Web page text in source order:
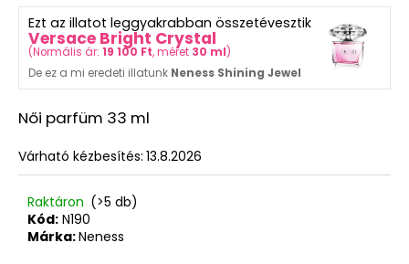
ből
5,0
csillag.
Ezt az illatot leggyakrabban összetévesztik
Versace Bright Crystal
(Normális ár: 19 100 Ft, méret 30 ml)
De ez a mi eredeti illatunk Neness Shining Jewel
Női parfüm 33 ml
Várható kézbesítés: 13.8.2026
Raktáron (>5 db)
Kód: N190
Márka:Neness
Ft